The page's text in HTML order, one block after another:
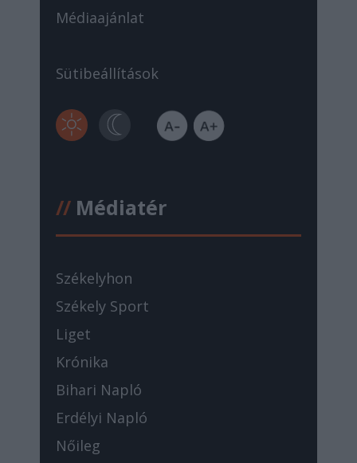
Médiaajánlat
Sütibeállítások
//Médiatér
Székelyhon
Székely Sport
Liget
Krónika
Bihari Napló
Erdélyi Napló
Nőileg